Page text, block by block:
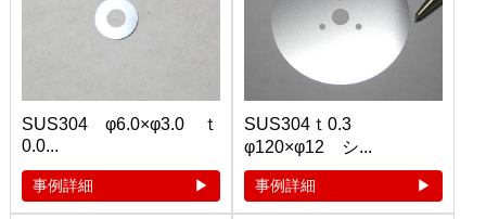
SUS304 φ6.0×φ3.0 ｔ
0.0...
事例詳細
SUS304ｔ0.3
φ120×φ12 シ...
事例詳細